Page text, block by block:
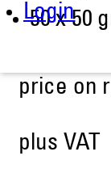
Login
50 x 50
price on
plus VAT